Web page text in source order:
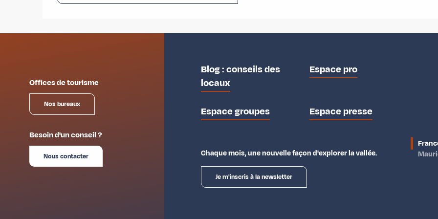
Offices de tourisme
Nos bureaux
Besoin d'un conseil ?
Nous contacter
Blog : conseils des
locaux
Espace pro
Espace groupes Espace presse
Chaque mois, une nouvelle façon d'explorer la vallée.
Je m'inscris à la newsletter